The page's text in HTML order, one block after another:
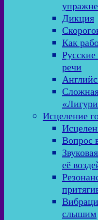
Дикция
Как
Русские
речи
Исцеление
Вопрос
её
слышим